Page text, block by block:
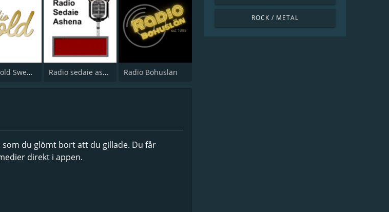
Radio Gold Sweden Radio sedaie ashena Stockholm FM 94/6 MHz Radio Bohuslän
du glömt bort att du gillade. Du får
direkt i appen.
ROCK / METAL